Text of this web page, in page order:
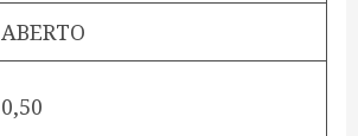
ABERTO
0,50